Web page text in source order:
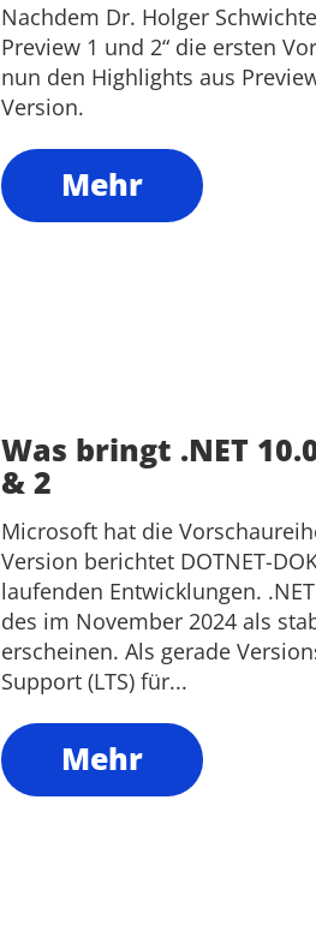
Nachdem Dr. Holger
Preview 1 und 2“ die ersten
nun den Highlights aus
Version.
Mehr
Was bringt .NET
& 2
Microsoft hat die
Version berichtet DOTNET-
laufenden Entwicklungen.
des im November 2024 als
erscheinen. Als gerade
Support (LTS) für...
Mehr